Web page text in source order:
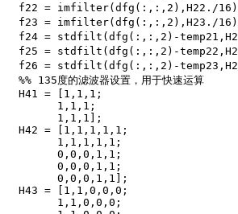
f22 = imfilter(dfg(:,:,2),H22./16);%
f23 = imfilter(dfg(:,:,2),H23./16);%
f24 = stdfilt(dfg(:,:,2)-
f25 = stdfilt(dfg(:,:,2)-
f26 = stdfilt(dfg(:,:,2)-
%% 135度的滤波器设置，用于快速运算
H41 = [1,1,1;
      1,1,1;
      1,1,1];
H42 = [1,1,1,1,1;
      1,1,1,1,1;
      0,0,0,1,1;
      0,0,0,1,1;
      0,0,0,1,1];
H43 = [1,1,0,0,0;
      1,1,0,0,0;